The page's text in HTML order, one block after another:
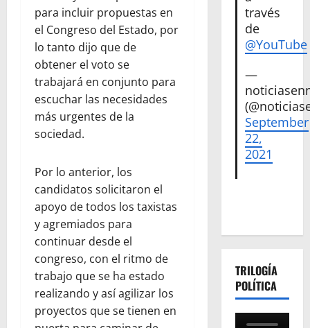
para incluir propuestas en
el Congreso del Estado, por
lo tanto dijo que de
obtener el voto se
trabajará en conjunto para
escuchar las necesidades
más urgentes de la
sociedad.
Por lo anterior, los
candidatos solicitaron el
apoyo de todos los taxistas
y agremiados para
continuar desde el
congreso, con el ritmo de
trabajo que se ha estado
realizando y así agilizar los
proyectos que se tienen en
través
de
@YouTube
—
September
22,
2021
TRILOGÍA
POLÍTICA